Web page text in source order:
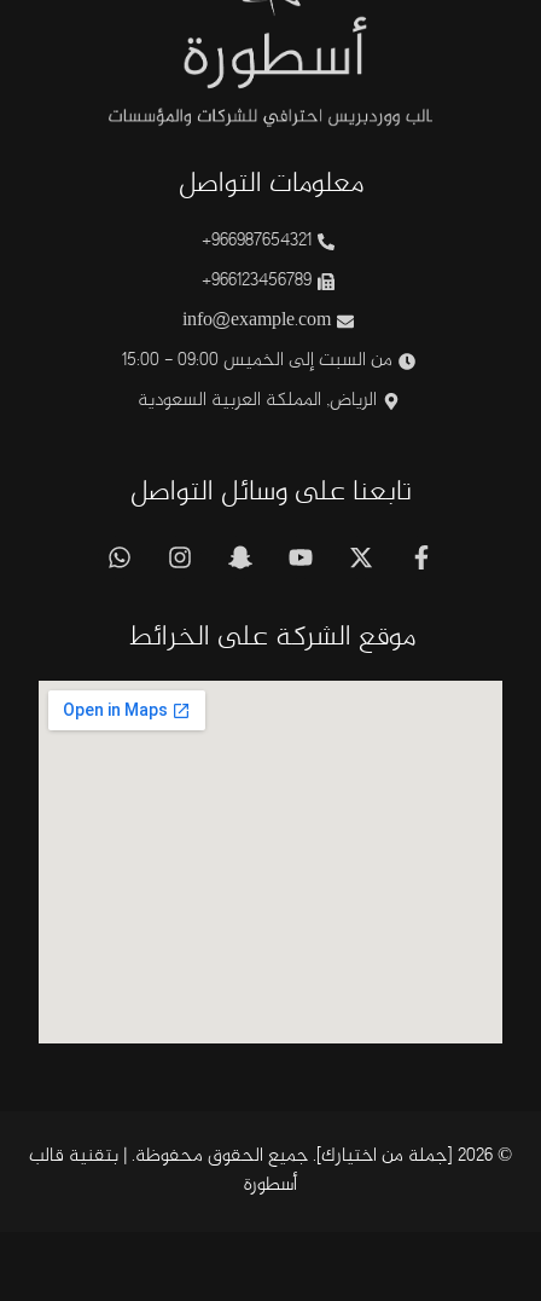
معلومات التواصل
966987654321+
966123456789+
info@example.com
من السبت إلى الخميس 09:00 - 15:00
الرياض, المملكة العربية السعودية
تابعنا على وسائل التواصل
موقع الشركة على الخرائط
© 2026 [جملة من اختيارك]. جميع الحقوق محفوظة. | بتقنية
قالب
أسطورة